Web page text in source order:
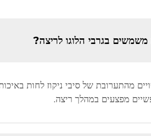
משמשים בגרבי הלוגו לריצה?
מהתערובת של סיבי ניקוז לחות
מפצעים במהלך ריצה.